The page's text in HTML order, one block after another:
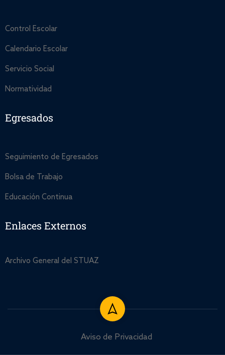
Control Escolar
Calendario Escolar
Servicio Social
Normatividad
Egresados
Seguimiento de Egresados
Bolsa de Trabajo
Educación Continua
Enlaces Externos
Archivo General del STUAZ
Aviso de Privacidad